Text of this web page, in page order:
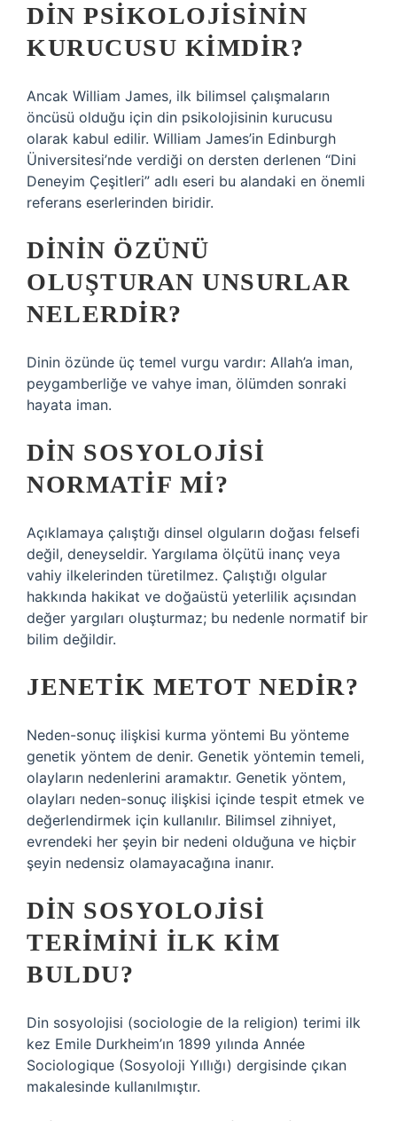
DIN PSIKOLOJISININ
KURUCUSU KIMDIR?
Ancak William James, ilk bilimsel çalışmaların
öncüsü olduğu için din psikolojisinin kurucusu
olarak kabul edilir. William James’in Edinburgh
Üniversitesi’nde verdiği on dersten derlenen “Dini
Deneyim Çeşitleri” adlı eseri bu alandaki en önemli
referans eserlerinden biridir.
DININ ÖZÜNÜ
OLUŞTURAN UNSURLAR
NELERDIR?
Dinin özünde üç temel vurgu vardır: Allah’a iman,
peygamberliğe ve vahye iman, ölümden sonraki
hayata iman.
DIN SOSYOLOJISI
NORMATIF MI?
Açıklamaya çalıştığı dinsel olguların doğası felsefi
değil, deneyseldir. Yargılama ölçütü inanç veya
vahiy ilkelerinden türetilmez. Çalıştığı olgular
hakkında hakikat ve doğaüstü yeterlilik açısından
değer yargıları oluşturmaz; bu nedenle normatif bir
bilim değildir.
JENETIK METOT NEDIR?
Neden-sonuç ilişkisi kurma yöntemi Bu yönteme
genetik yöntem de denir. Genetik yöntemin temeli,
olayların nedenlerini aramaktır. Genetik yöntem,
olayları neden-sonuç ilişkisi içinde tespit etmek ve
değerlendirmek için kullanılır. Bilimsel zihniyet,
evrendeki her şeyin bir nedeni olduğuna ve hiçbir
şeyin nedensiz olamayacağına inanır.
DIN SOSYOLOJISI
TERIMINI ILK KIM
BULDU?
Din sosyolojisi (sociologie de la religion) terimi ilk
kez Emile Durkheim’ın 1899 yılında Année
Sociologique (Sosyoloji Yıllığı) dergisinde çıkan
makalesinde kullanılmıştır.